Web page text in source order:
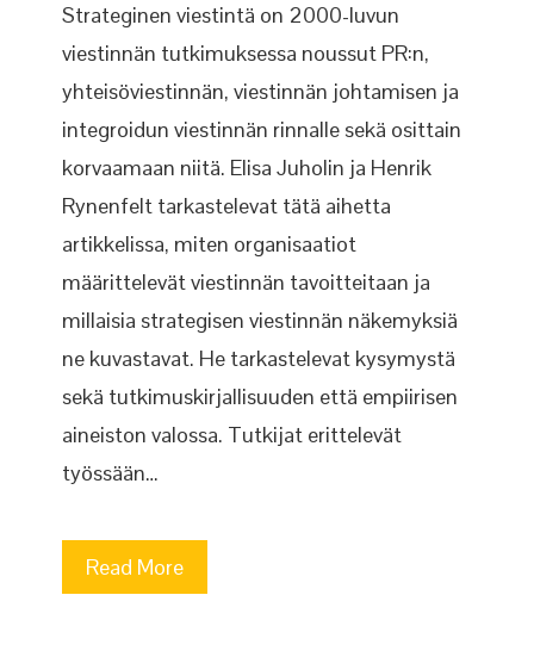
Strateginen viestintä on 2000-luvun
viestinnän tutkimuksessa noussut PR:n,
yhteisöviestinnän, viestinnän johtamisen ja
integroidun viestinnän rinnalle sekä osittain
korvaamaan niitä. Elisa Juholin ja Henrik
Rynenfelt tarkastelevat tätä aihetta
artikkelissa, miten organisaatiot
määrittelevät viestinnän tavoitteitaan ja
millaisia strategisen viestinnän näkemyksiä
ne kuvastavat. He tarkastelevat kysymystä
sekä tutkimuskirjallisuuden että empiirisen
aineiston valossa. Tutkijat erittelevät
työssään…
Read More